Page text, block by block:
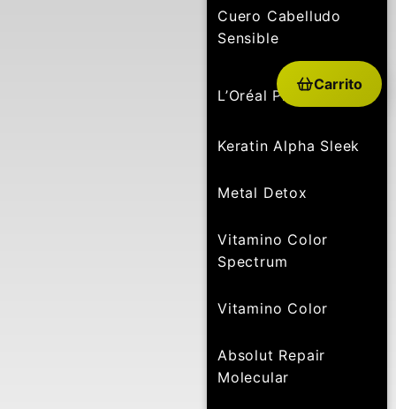
Cuero Cabelludo
Sensible
L’Oréal Professionnel
Keratin Alpha Sleek
Metal Detox
Vitamino Color
Spectrum
Vitamino Color
Absolut Repair
Molecular
Carrito